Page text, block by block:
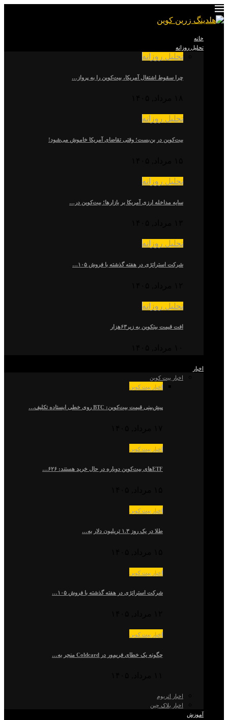
خانه
تحلیل روزانه
تحلیل روزانه
چرا سقوط اشتغال آمریکا، بیت‌کوین را به پرواز…
تحلیل روزانه
بیت‌کوین در بن‌بست؛ وقتی تقاضای آمریکا خاموش می‌شود!
تحلیل روزانه
سایه مداخله ارزی آمریکا بر بازارها؛ بیت‌کوین در…
تحلیل روزانه
شرکت استراتژی در هفته گذشته با فروش ۱۰۵…
تحلیل روزانه
افت قیمت بیتکوین به زیر۶۳هزار
اخبار
اخبار بیت کوین
اخبار بیت کوین
پیش‌بینی قیمت بیت‌کوین: BTC روی خطی ایستاده تکلیف…
اخبار بیت کوین
ETFهای بیت‌کوین دوباره در حال خرید هستند: ۶۲۶…
اخبار بیت کوین
طلا در یک روز ۱.۳ تریلیون دلار به…
اخبار بیت کوین
شرکت استراتژی در هفته گذشته با فروش ۱۰۵…
اخبار بیت کوین
چگونه یک خطای فریم‌ور در Coldcard منجر به…
اخبار اتریوم
اخبار بلاک چین
آموزش